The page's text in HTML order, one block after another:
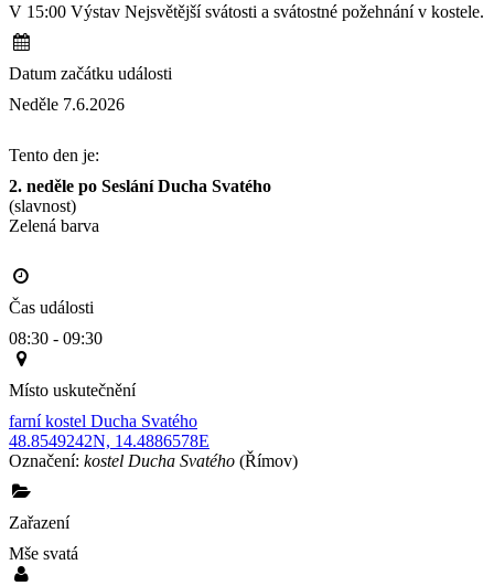
V 15:00 Výstav Nejsvětější svátosti a svátostné požehnání v kostele.
Datum začátku události
Neděle 7.6.2026
Tento den je:
2. neděle po Seslání Ducha Svatého
(slavnost)
Zelená barva
Čas události
08:30 - 09:30
Místo uskutečnění
farní kostel Ducha Svatého
48.8549242N, 14.4886578E
Označení: kostel Ducha Svatého (Římov)
Zařazení
Mše svatá